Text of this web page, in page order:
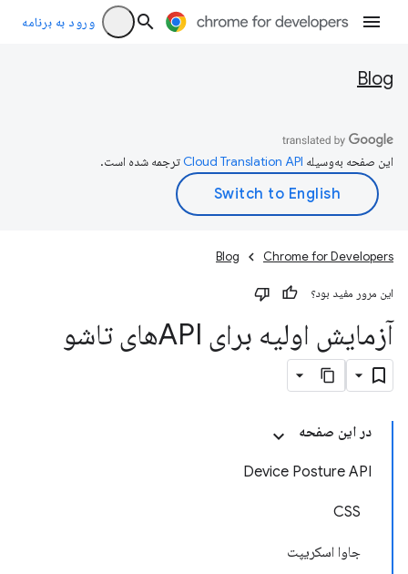
ورود به برنامه
Blog
این صفحه به‌وسیله ترجمه شده است.
Chrome for Developers
Blog
این مرور مفید بود؟
آزمایش اولیه برای APIهای تاشو
در این صفحه
Device Posture API
CSS
جاوا اسکریپت